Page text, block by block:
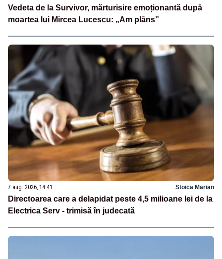
Vedeta de la Survivor, mărturisire emoționantă după
moartea lui Mircea Lucescu: „Am plâns”
7 aug. 2026, 14:41 Stoica Marian
Directoarea care a delapidat peste 4,5 milioane lei de la
Electrica Serv - trimisă în judecată